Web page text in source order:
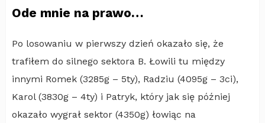
Ode mnie na prawo…
Po losowaniu w pierwszy dzień okazało się, że
trafiłem do silnego sektora B. Łowili tu między
innymi Romek (3285g – 5ty), Radziu (4095g – 3ci),
Karol (3830g – 4ty) i Patryk, który jak się później
okazało wygrał sektor (4350g) łowiąc na